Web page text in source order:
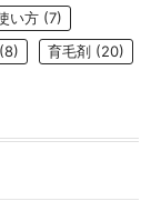
い方 (7)
(8) 育毛剤 (20)